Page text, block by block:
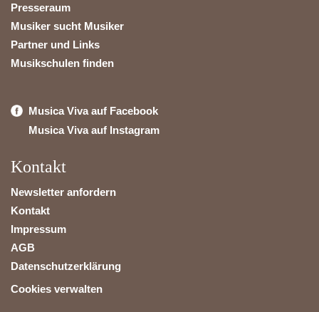
Presseraum
Musiker sucht Musiker
Partner und Links
Musikschulen finden
Musica Viva auf Facebook
Musica Viva auf Instagram
Kontakt
Newsletter anfordern
Kontakt
Impressum
AGB
Datenschutzerklärung
Cookies verwalten